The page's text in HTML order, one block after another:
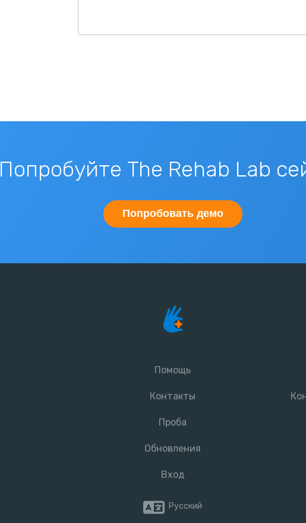
Попробуйте The Rehab Lab
Попробовать демо
Помощь
Контакты
Проба
Обновления
Вход
Русский